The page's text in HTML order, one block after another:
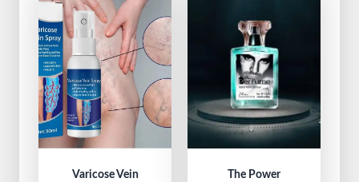
Varicose Vein
The Power